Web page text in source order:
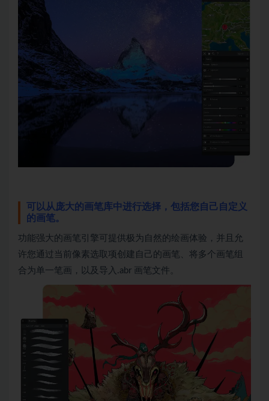
可以从庞大的画笔库中进行选择，包括您自己自定义
的画笔。
功能强大的画笔引擎可提供极为自然的绘画体验，并且允
许您通过当前像素选取项创建自己的画笔、将多个画笔组
合为单一笔画，以及导入.abr 画笔文件。